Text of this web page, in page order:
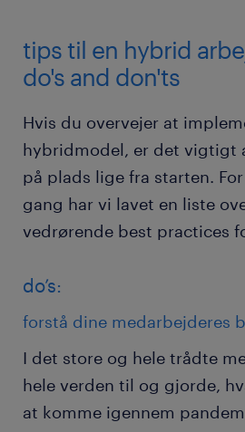
tips til en hybrid
do's and don'ts
Hvis du overvejer at
hybridmodel, er det vigtigt
på plads lige fra starten.
gang har vi lavet en liste
vedrørende best practices
do’s:
forstå dine medarbejderes
I det store og hele trådte
hele verden til og gjorde,
at komme igennem